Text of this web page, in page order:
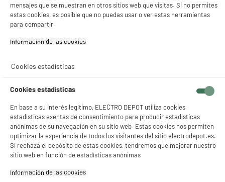
product_anchor_characteristics
7€94
mensajes que se muestran en otros sitios web que visitas. Si no permites
estas cookies, es posible que no puedas usar o ver estas herramientas
para compartir.
Información de las cookies‎
Cookies estadísticas
Cookies estadísticas
En base a su interés legítimo, ELECTRO DEPOT utiliza cookies
estadísticas exentas de consentimiento para producir estadísticas
anónimas de su navegación en su sitio web. Estas cookies nos permiten
optimizar la experiencia de todos los visitantes del sitio electrodepot.es.
Si rechaza el depósito de estas cookies, tendremos que mejorar nuestro
sitio web en función de estadísticas anónimas
Información de las cookies‎